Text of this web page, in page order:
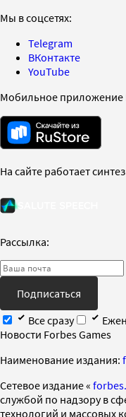
Мы в соцсетях:
Telegram
ВКонтакте
YouTube
Мобильное приложение
На сайте работает
Рассылка:
Подписаться
Все сразу
Новости Forbes Games
Наименование издания:
Cетевое издание «
службой по надзору в
технологий и массовых